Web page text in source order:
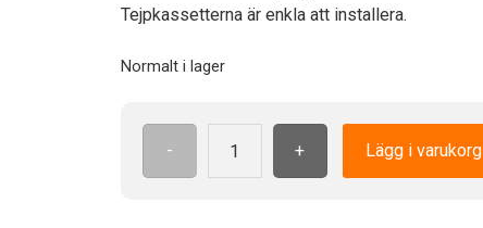
Tejpkassetterna är enkla att installera.
Normalt i lager
- + Lägg i varukorg